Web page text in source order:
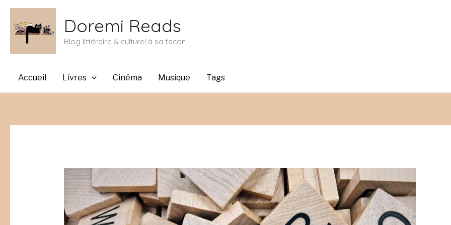
Aller
contenu
Doremi Reads
Blog littéraire & culturel à sa façon
Accueil Livres Cinéma Musique Tags